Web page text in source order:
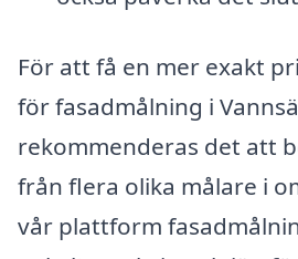
För att få en mer exakt
för fasadmålning i
rekommenderas det att
från flera olika målare i
vår plattform